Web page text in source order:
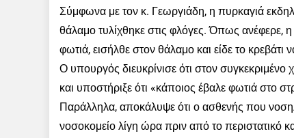
Σύμφωνα με τον κ. Γεωργιάδη, η πυρκαγιά
θάλαμο τυλίχθηκε στις φλόγες. Όπως ανέφερε,
φωτιά, εισήλθε στον θάλαμο και είδε το κρεβάτι
Ο υπουργός διευκρίνισε ότι στον
και υποστήριξε ότι «κάποιος έβαλε φωτιά στο
Παράλληλα, αποκάλυψε ότι ο ασθενής που
νοσοκομείο λίγη ώρα πριν από το